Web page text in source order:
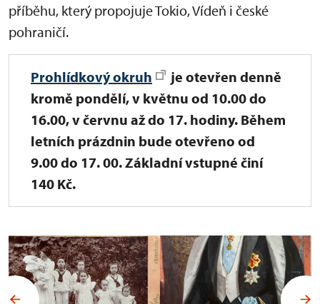
příběhu, který propojuje Tokio, Vídeň i české
pohraničí.
Prohlídkový okruh je otevřen denně
kromě pondělí, v květnu od 10.00 do
16.00, v červnu až do 17. hodiny. Během
letních prázdnin bude otevřeno od
9.00 do 17. 00. Základní vstupné činí
140 Kč.